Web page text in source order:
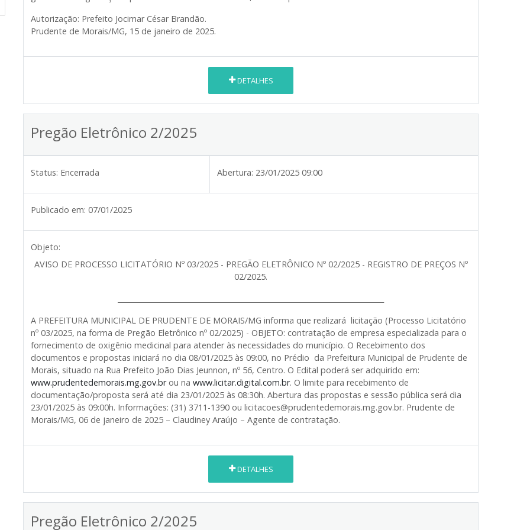
Autorização: Prefeito Jocimar César Brandão.
Prudente de Morais/MG, 15 de janeiro de 2025.
DETALHES
Pregão Eletrônico 2/2025
Status: Encerrada Abertura: 23/01/2025 09:00
Publicado em: 07/01/2025
Objeto:
AVISO DE PROCESSO LICITATÓRIO Nº 03/2025 - PREGÃO ELETRÔNICO Nº 02/2025 - REGISTRO DE PREÇOS Nº
02/2025.
A PREFEITURA MUNICIPAL DE PRUDENTE DE MORAIS/MG informa que realizará licitação (Processo Licitatório
nº 03/2025, na forma de Pregão Eletrônico nº 02/2025) - OBJETO: contratação de empresa especializada para o
fornecimento de oxigênio medicinal para atender às necessidades do município. O Recebimento dos
documentos e propostas iniciará no dia 08/01/2025 às 09:00, no Prédio da Prefeitura Municipal de Prudente de
Morais, situado na Rua Prefeito João Dias Jeunnon, nº 56, Centro. O Edital poderá ser adquirido em:
www.prudentedemorais.mg.gov.brou na www.licitar.digital.com.br. O limite para recebimento de
documentação/proposta será até dia 23/01/2025 às 08:30h. Abertura das propostas e sessão pública será dia
23/01/2025 às 09:00h. Informações: (31) 3711-1390 ou licitacoes@prudentedemorais.mg.gov.br. Prudente de
Morais/MG, 06 de janeiro de 2025 – Claudiney Araújo – Agente de contratação.
DETALHES
Pregão Eletrônico 2/2025